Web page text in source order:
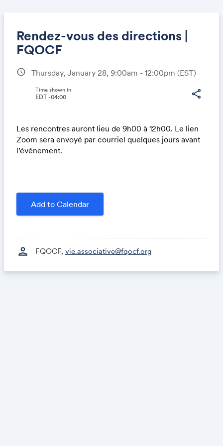
Rendez-vous des directions |
FQOCF
schedule Thursday, January 28, 9:00am - 12:00pm (EST)
share
Time shown in
EDT -04:00
Les rencontres auront lieu de 9h00 à 12h00. Le lien
Zoom sera envoyé par courriel quelques jours avant
l’événement.
Add to Calendar
person FQOCF, vie.associative@fqocf.org
Share